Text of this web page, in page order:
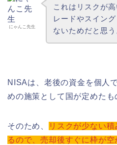
にゃんこ先生
これはリスクが
レードやスイン
ないためだと思う
NISAは、老後の資金を個人
めの施策として国が定めたも
そのため、
リスクが少ない
るので、売却後すぐに枠が